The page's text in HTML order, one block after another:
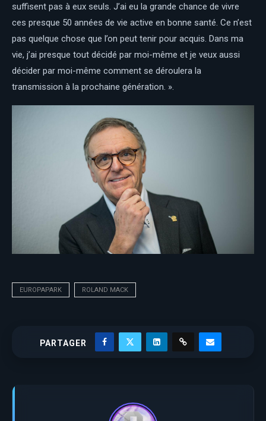
suffisent pas à eux seuls. J’ai eu la grande chance de vivre
ces presque 50 années de vie active en bonne santé. Ce n’est
pas quelque chose que l’on peut tenir pour acquis. Dans ma
vie, j’ai presque tout décidé par moi-même et je veux aussi
décider par moi-même comment se déroulera la
transmission à la prochaine génération. ».
EUROPAPARK ROLAND MACK
PARTAGER